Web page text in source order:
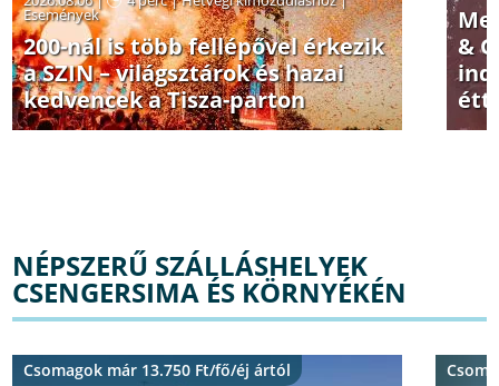
Események
200-nál is több fellépővel érkezik
a SZIN – világsztárok és hazai
kedvencek a Tisza-parton
&
NÉPSZERŰ SZÁLLÁSHELYEK
CSENGERSIMA ÉS KÖRNYÉKÉN
Csomagok már 13.750 Ft/fő/éj ártól